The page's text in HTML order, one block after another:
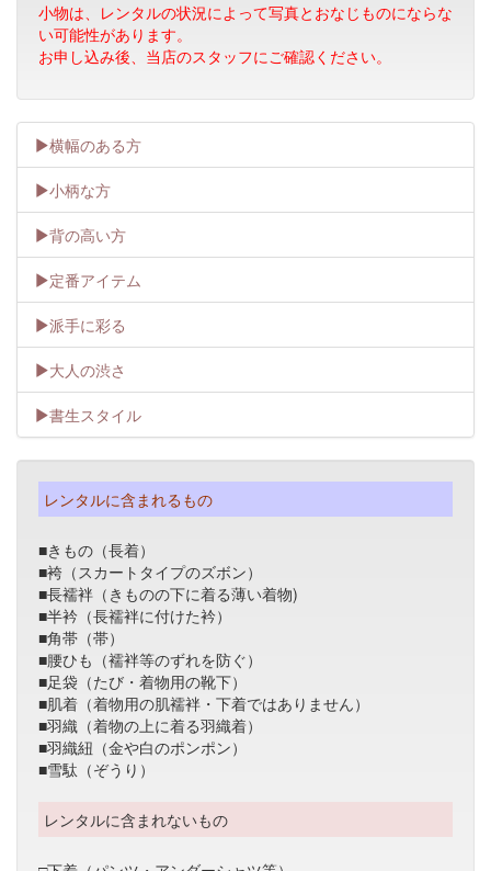
小物は、レンタルの状況によって写真とおなじものにならな
い可能性があります。
お申し込み後、当店のスタッフにご確認ください。
横幅のある方
小柄な方
背の高い方
定番アイテム
派手に彩る
大人の渋さ
書生スタイル
レンタルに含まれるもの
■きもの（長着）
■袴（スカートタイプのズボン）
■長襦袢（きものの下に着る薄い着物)
■半衿（長襦袢に付けた衿）
■角帯（帯）
■腰ひも（襦袢等のずれを防ぐ）
■足袋（たび・着物用の靴下）
■肌着（着物用の肌襦袢・下着ではありません）
■羽織（着物の上に着る羽織着）
■羽織紐（金や白のポンポン）
■雪駄（ぞうり）
レンタルに含まれないもの